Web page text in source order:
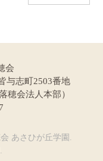
会
与志町2503番地
穂会法人本部）
あさひが丘学園.